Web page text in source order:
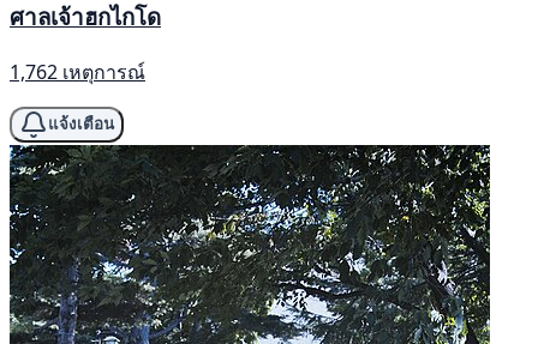
ศาลเจ้าฮกไกโด
1,762 เหตุการณ์
แจ้งเตือน